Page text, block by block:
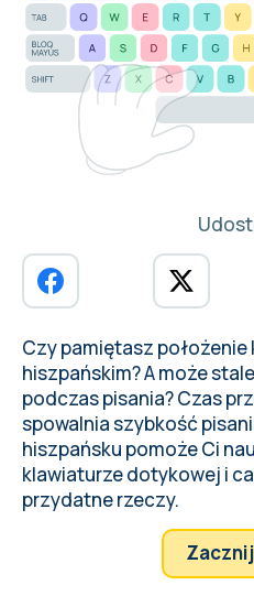
Czy pamiętasz położenie
hiszpańskim? A może
podczas pisania? Czas
spowalnia szybkość
hiszpańsku pomoże Ci
klawiaturze dotykowej i
przydatne rzeczy.